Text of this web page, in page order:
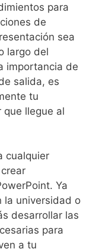
para
de
sea
largo del
importancia de
salida, es
tu
que llegue al
cualquier
Ya
la universidad o
desarrollar las
para
a tu